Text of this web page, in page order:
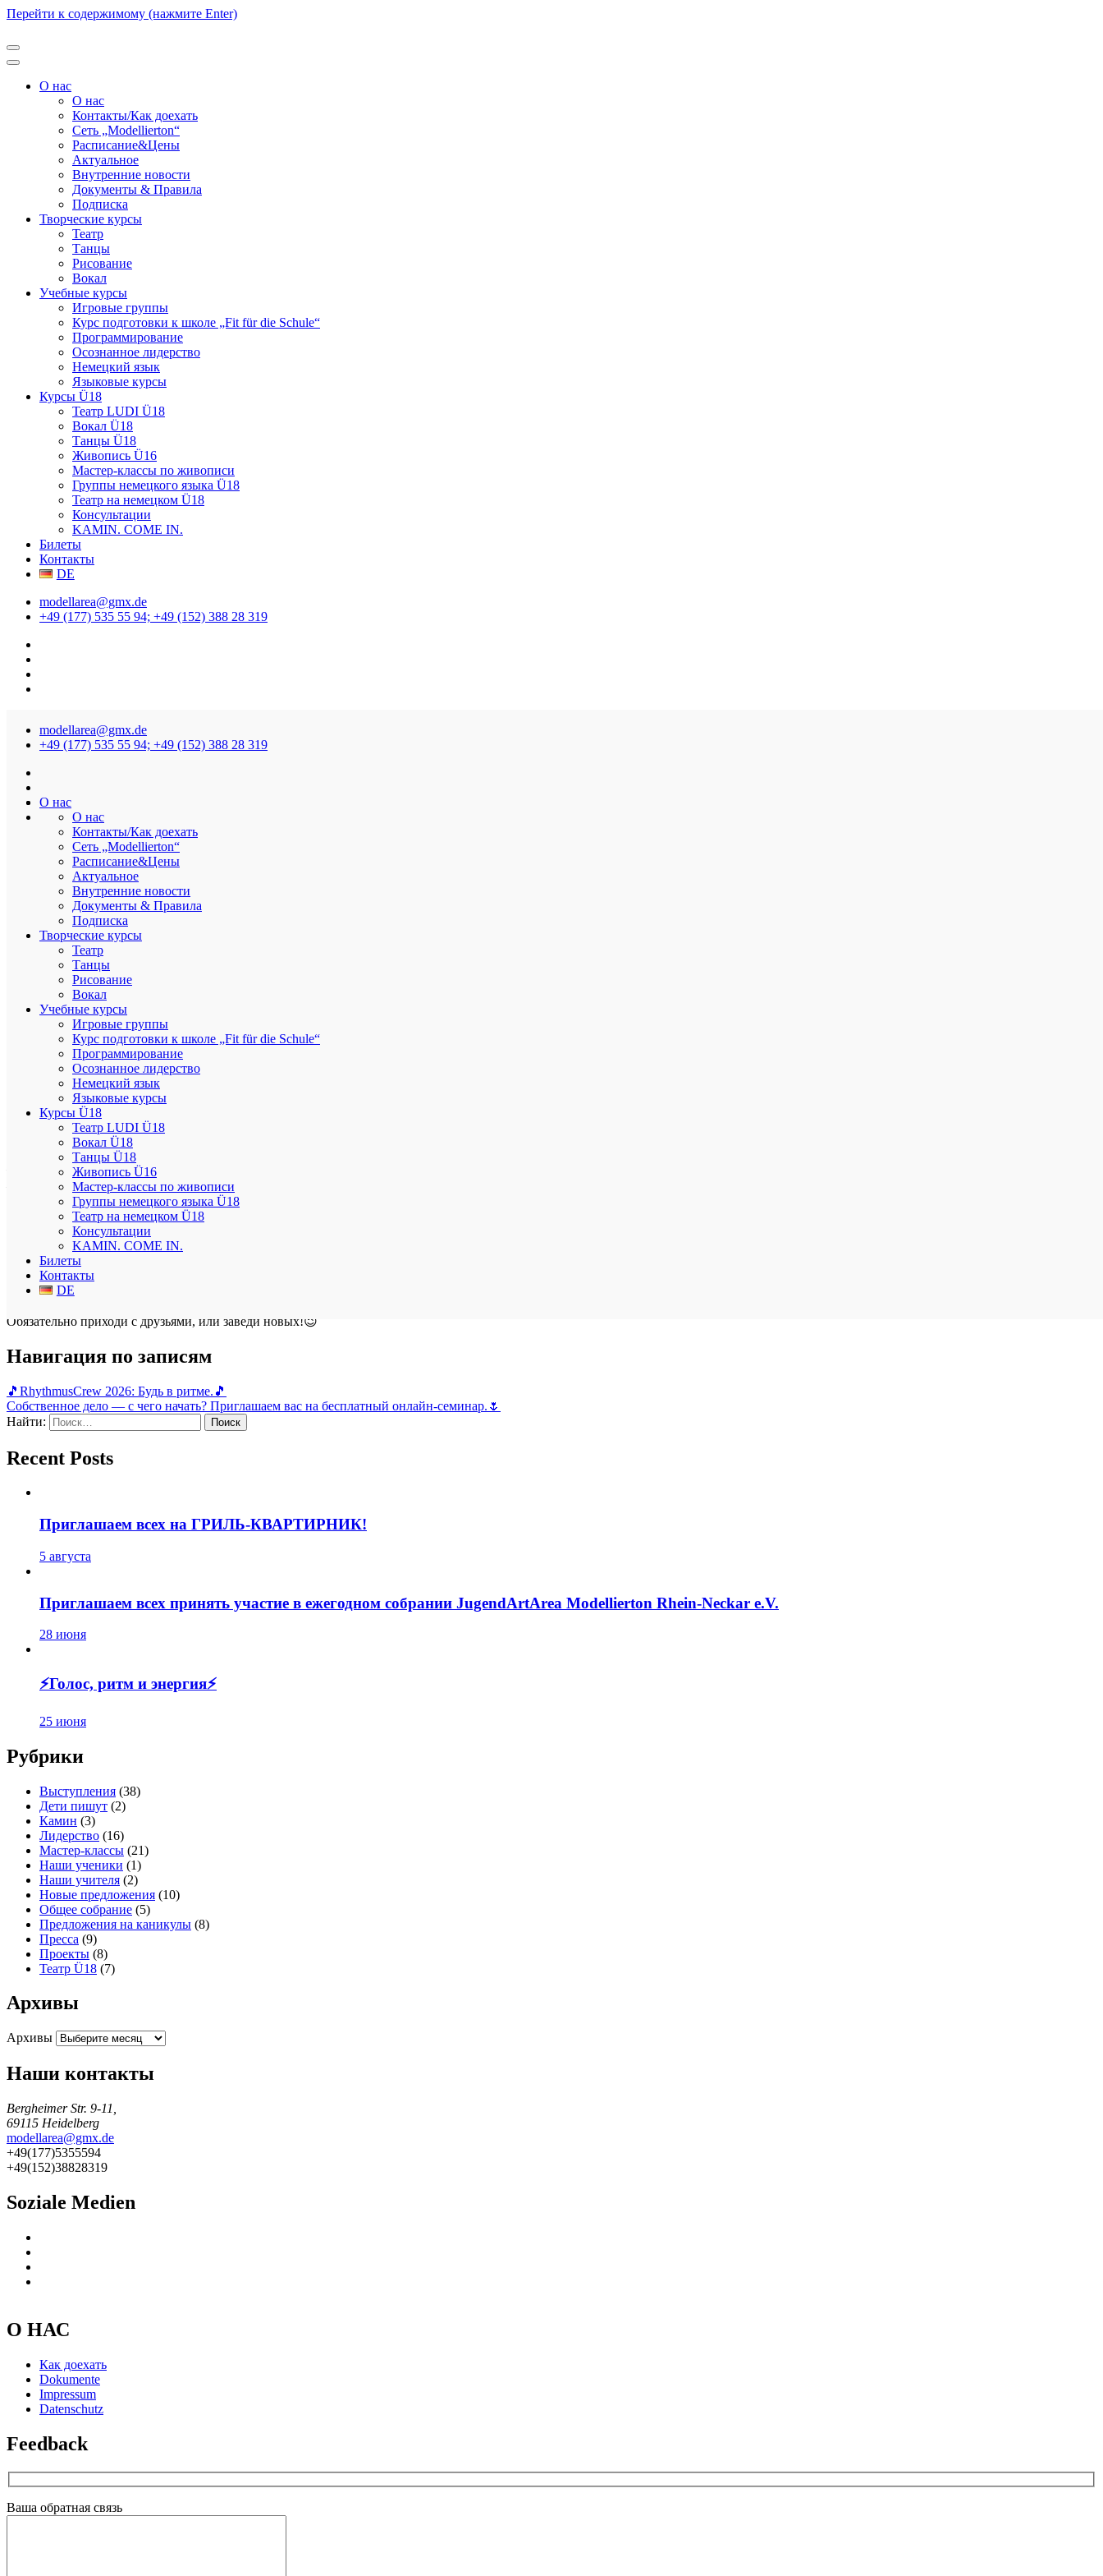
Перейти к содержимому (нажмите Enter)
О нас
О нас
Контакты/Как доехать
Сеть „Modellierton“
Расписание&Цены
Актуальное
Внутренние новости
Документы & Правила
Подписка
Творческие курсы
Театр
Танцы
Рисование
Вокал
Учебные курсы
Игровые группы
Курс подготовки к школе „Fit für die Schule“
Программирование
Осознанное лидерство
Немецкий язык
Языковые курсы
Курсы Ü18
Театр LUDI Ü18
Вокал Ü18
Танцы Ü18
Живопись Ü16
Мастер-классы по живописи
Группы немецкого языка Ü18
Театр на немецком Ü18
Консультации
KAMIN. COME IN.
Билеты
Контакты
DE
modellarea@gmx.de
+49 (177) 535 55 94; +49 (152) 388 28 319
modellarea@gmx.de
+49 (177) 535 55 94; +49 (152) 388 28 319
Modellierton
О нас
О нас
Контакты/Как доехать
Сеть „Modellierton“
Расписание&Цены
Актуальное
Внутренние новости
Документы & Правила
Подписка
Творческие курсы
Театр
Танцы
Рисование
Вокал
Учебные курсы
Игровые группы
Курс подготовки к школе „Fit für die Schule“
Программирование
Осознанное лидерство
Немецкий язык
Языковые курсы
Курсы Ü18
Театр LUDI Ü18
Вокал Ü18
Танцы Ü18
Живопись Ü16
Мастер-классы по живописи
Группы немецкого языка Ü18
Театр на немецком Ü18
Консультации
KAMIN. COME IN.
Билеты
Контакты
DE
Музыкальный квиз. Угадывай, пой, знакомься! 🎶
Дата:11.06.2026 В Лидерство
Любите музыку?
Тогда это мероприятие точно для вас!🌸
Повеселитесь с нами проходя
Вас ждет веселая игра о песнях и музыке, еда и напитки, караоке, новые знакомства, а так же многое другое.
🗓️Дата: 20.06.
Возраст: 14+
🕒Время: 17:00-20:00
📍Место проведения: офис Modellierton
Bergheimer Straße 9-11 Heidelberg, Germany.
Язык проведения:русский
Что нужно взять с собой?
— 2€ за участие
— хорошее настроение ☀️
Регистрация обязательно‼️
Номер телефона:
+49 175 9083496
Телеграмм:
@cjxjckck
(София)
Обязательно приходи с друзьями, или заведи новых!😉
Навигация по записям
🎵RhythmusCrew 2026: Будь в ритме.🎵
Собственное дело — с чего начать? Приглашаем вас на бесплатный онлайн-семинар.🌷
Найти:
Recent Posts
Приглашаем всех на ГРИЛЬ-КВАРТИРНИК!
5 августа
Приглашаем всех принять участие в ежегодном собрании JugendArtArea Modellierton Rhein-Neckar e.V.
28 июня
⚡️Голос, ритм и энергия⚡️
25 июня
Рубрики
Выступления (38)
Дети пишут (2)
Камин (3)
Лидерство (16)
Мастер-классы (21)
Наши ученики (1)
Наши учителя (2)
Новые предложения (10)
Общее собрание (5)
Предложения на каникулы (8)
Пресса (9)
Проекты (8)
Театр Ü18 (7)
Архивы
Архивы
Наши контакты
Bergheimer Str. 9-11,
69115 Heidelberg
modellarea@gmx.de
+49(177)5355594
+49(152)38828319
Soziale Medien
О НАС
Как доехать
Dokumente
Impressum
Datenschutz
Feedback
Ваша обратная связь